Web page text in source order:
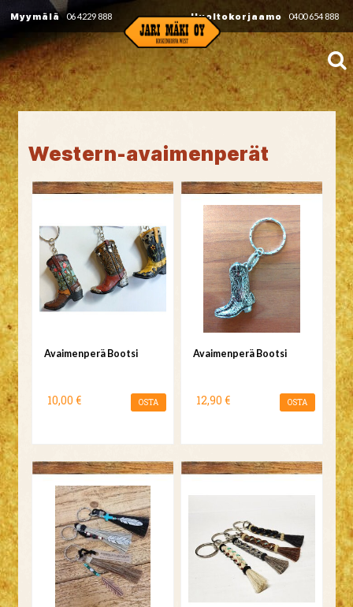
Myymälä 06 4229 888 Huoltokorjaamo 0400 654 888
Western-avaimenperät
Avaimenperä Bootsi
10,00 € OSTA
Avaimenperä Bootsi
12,90 € OSTA